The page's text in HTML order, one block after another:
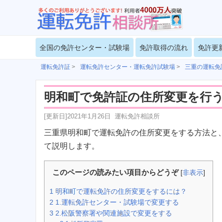
全国の免許センター・試験場 免許取得の流れ 免許更
運転免許証 > 運転免許センター・運転免許試験場 > 三重の運転免
明和町で免許証の住所変更を行
[更新日]2021年1月26日 運転免許相談所
三重県明和町で運転免許の住所変更をする方法
て説明します。
このページの読みたい項目からどうぞ [非表示]
1 明和町で運転免許の住所変更をするには？
2 1.運転免許センター・試験場で変更する
3 2.松阪警察署や関連施設で変更をする